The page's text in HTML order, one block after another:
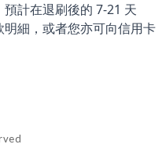
計在退刷後的 7-21 天
細，或者您亦可向信用卡